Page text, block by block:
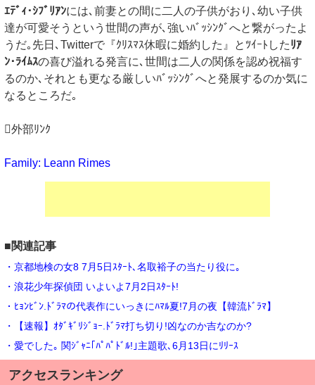
ｴﾃﾞｨ･ｼﾌﾞﾘｱﾝには､前妻との間に二人の子供がおり､幼い子供
達が可愛そうという世間の声が､強いﾊﾞｯｼﾝｸﾞへと繋がったよ
うだ｡先日､Twitterで『ｸﾘｽﾏｽ休暇に婚約した』とﾂｲｰﾄしたﾘｱ
ﾝ･ﾗｲﾑｽの喜び溢れる発言に､世間は二人の関係を認め祝福す
るのか､それとも更なる厳しいﾊﾞｯｼﾝｸﾞへと発展するのか気に
なるところだ｡
外部ﾘﾝｸ
Family: Leann Rimes
■関連記事
・京都地検の女8 7月5日ｽﾀｰﾄ､名取裕子の当たり役に｡
・浪花少年探偵団 いよいよ7月2日ｽﾀｰﾄ!
・ﾋｮﾝﾋﾞﾝ.ﾄﾞﾗﾏの代表作にいっきにﾊﾏﾙ夏!7月の夜【韓流ﾄﾞﾗﾏ】
・【速報】ｵﾀﾞｷﾞﾘｼﾞｮｰ.ﾄﾞﾗﾏ打ち切り!凶なのか吉なのか?
・愛でした｡ 関ｼﾞｬﾆ｢ﾊﾟﾊﾟﾄﾞﾙ!｣主題歌､6月13日にﾘﾘｰｽ
アクセスランキング